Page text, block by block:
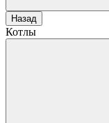
Назад
Котлы